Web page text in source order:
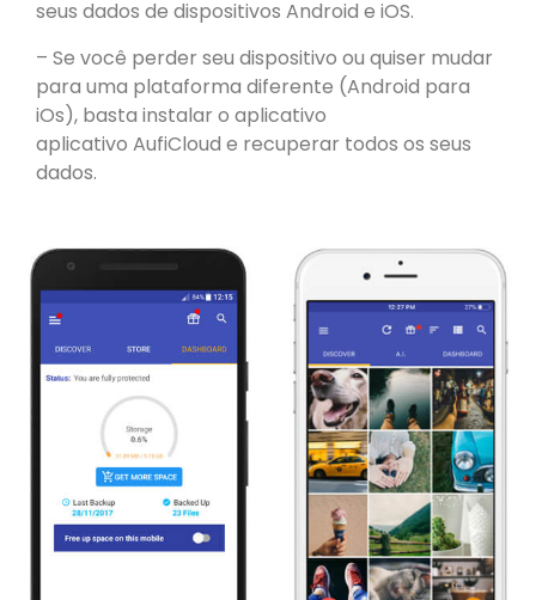
seus dados de dispositivos Android e iOS.
– Se você perder seu dispositivo ou quiser mudar
para uma plataforma diferente (Android para
iOs), basta instalar o aplicativo
aplicativo AufiCloud e recuperar todos os seus
dados.